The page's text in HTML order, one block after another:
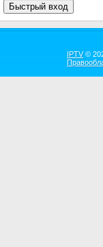
IPTV©